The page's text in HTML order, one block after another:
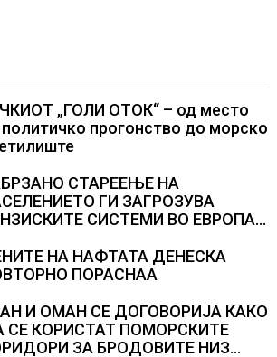
„ГОЛИ ОТОК“ – од место
политичко прогонство до морско
СТАРЕЕЊЕ НА
ГИ ЗАГРОЗУВА
СИСТЕМИ ВО ЕВРОПА и
НА НАФТАТА ДЕНЕСКА
ПОРАСНАА
И ОМАН СЕ ДОГОВОРИЈА КАКО
СЕ КОРИСТАТ ПОМОРСКИТЕ
ЗА БРОДОВИТЕ НИЗ